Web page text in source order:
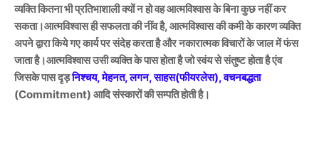
व्यक्ति कितना भी प्रतिभाशाली क्यों न हो वह आत्मविश्वास के बिना कुछ नहीं कर
सकता।आत्मविश्वास ही सफलता की नींव है, आत्मविश्वास की कमी के कारण व्यक्ति
अपने द्वारा किये गए कार्य पर संदेह करता है और नकारात्मक विचारों के जाल में फंस
जाता है।आत्मविश्वास उसी व्यक्ति के पास होता है जो स्वंय से संतुष्ट होता है एंव
जिसके पास दृड़निश्चय, मेहनत, लगन, साहस(फीयरलेस), वचनबद्धता
(Commitment) आदि संस्कारों की सम्पति होती है।